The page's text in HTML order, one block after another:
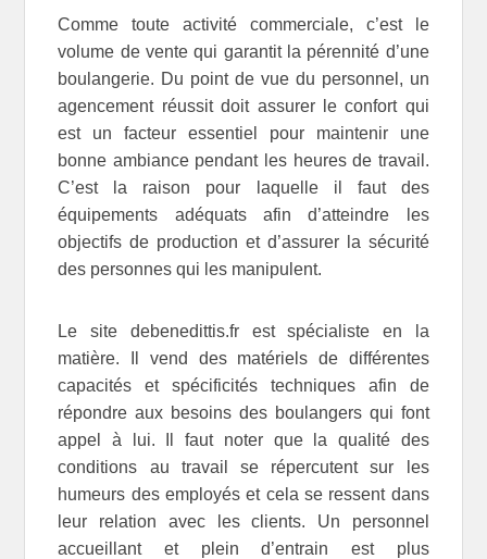
Comme toute activité commerciale, c’est le
volume de vente qui garantit la pérennité d’une
boulangerie. Du point de vue du personnel, un
agencement réussit doit assurer le confort qui
est un facteur essentiel pour maintenir une
bonne ambiance pendant les heures de travail.
C’est la raison pour laquelle il faut des
équipements adéquats afin d’atteindre les
objectifs de production et d’assurer la sécurité
des personnes qui les manipulent.
Le site debenedittis.fr est spécialiste en la
matière. Il vend des matériels de différentes
capacités et spécificités techniques afin de
répondre aux besoins des boulangers qui font
appel à lui. Il faut noter que la qualité des
conditions au travail se répercutent sur les
humeurs des employés et cela se ressent dans
leur relation avec les clients. Un personnel
accueillant et plein d’entrain est plus